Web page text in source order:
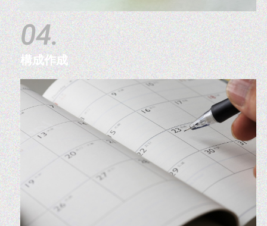
04.
構成作成